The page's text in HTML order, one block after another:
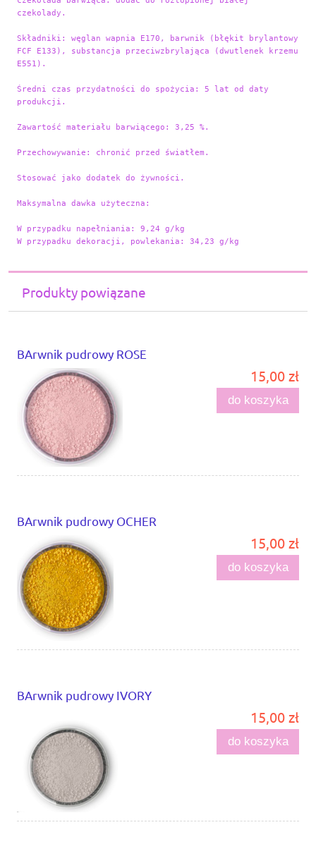
czekolady.
Składniki: węglan wapnia E170, barwnik (błękit brylantowy
FCF E133), substancja przeciwzbrylająca (dwutlenek krzemu
E551).
Średni czas przydatności do spożycia: 5 lat od daty
produkcji.
Zawartość materiału barwiącego: 3,25 %.
Przechowywanie: chronić przed światłem.
Stosować jako dodatek do żywności.
Maksymalna dawka użyteczna:
W przypadku napełniania: 9,24 g/kg
W przypadku dekoracji, powlekania: 34,23 g/kg
Produkty powiązane
BArwnik pudrowy ROSE
15,00 zł
do koszyka
BArwnik pudrowy OCHER
15,00 zł
do koszyka
BArwnik pudrowy IVORY
15,00 zł
do koszyka